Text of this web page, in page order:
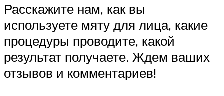
Расскажите нам, как вы
используете мяту для лица, какие
процедуры проводите, какой
результат получаете. Ждем ваших
отзывов и комментариев!